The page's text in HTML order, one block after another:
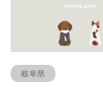
岐阜県